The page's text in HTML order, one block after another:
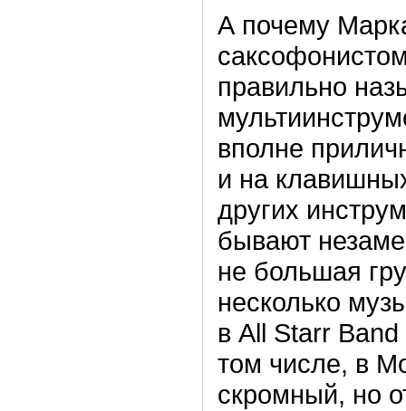
А почему
правильно
вполне
и на
других
бывают
не большая
несколько
в All Starr
том числе, в
скромный, но